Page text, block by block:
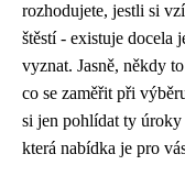
rozhodujete, jestli si
štěstí - existuje docela
vyznat. Jasně, někdy
co se zaměřit při
si jen pohlídat ty úroky
která nabídka je pro